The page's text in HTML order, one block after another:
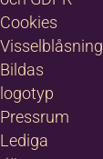
Cookies
Visselblåsning
Bildas
logotyp
Pressrum
Lediga